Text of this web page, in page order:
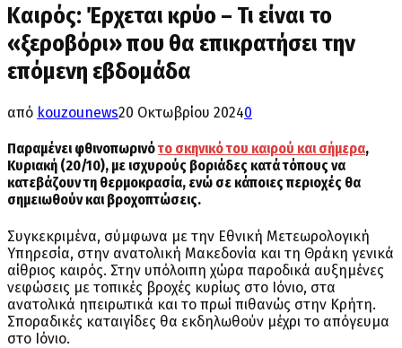
Καιρός: Έρχεται κρύο – Τι είναι το
«ξεροβόρι» που θα επικρατήσει την
επόμενη εβδομάδα
από kouzounews20 Οκτωβρίου 20240
Παραμένει φθινοπωρινότο σκηνικό του καιρού και σήμερα,
Κυριακή (20/10), με ισχυρούς βοριάδες κατά τόπους να
κατεβάζουν τη θερμοκρασία, ενώ σε κάποιες περιοχές θα
σημειωθούν και βροχοπτώσεις.
Συγκεκριμένα, σύμφωνα με την Εθνική Μετεωρολογική
Υπηρεσία, στην ανατολική Μακεδονία και τη Θράκη γενικά
αίθριος καιρός. Στην υπόλοιπη χώρα παροδικά αυξημένες
νεφώσεις με τοπικές βροχές κυρίως στο Ιόνιο, στα
ανατολικά ηπειρωτικά και το πρωί πιθανώς στην Κρήτη.
Σποραδικές καταιγίδες θα εκδηλωθούν μέχρι το απόγευμα
στο Ιόνιο.